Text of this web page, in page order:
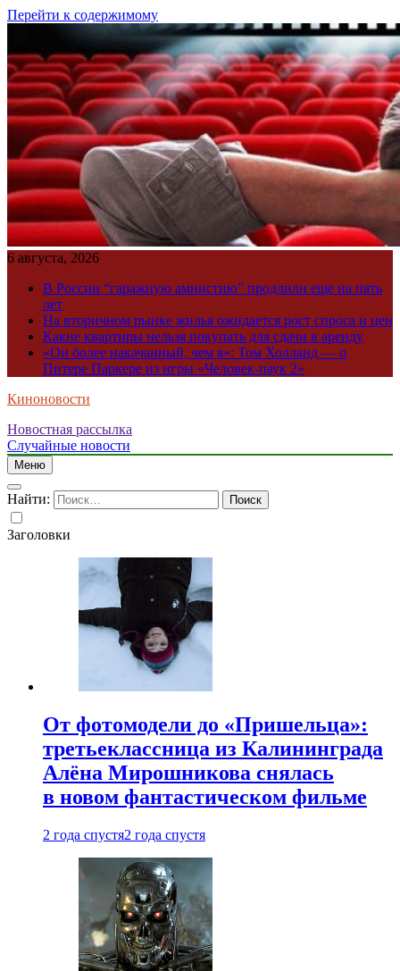
Перейти к содержимому
6 августа, 2026
В России “гаражную амнистию” продлили еще на пять
лет
На вторичном рынке жилья ожидается рост спроса и цен
Какие квартиры нельзя покупать для сдачи в аренду
«Он более накачанный, чем я»: Том Холланд — о
Питере Паркере из игры «Человек-паук 2»
Киноновости
Новостная рассылка
Случайные новости
Меню
Найти:
Заголовки
От фотомодели до «Пришельца»:
третьеклассница из Калининграда
Алёна Мирошникова снялась
в новом фантастическом фильме
2 года спустя2 года спустя